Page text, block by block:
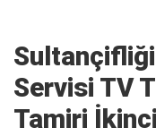
Servisi TV
Tamiri